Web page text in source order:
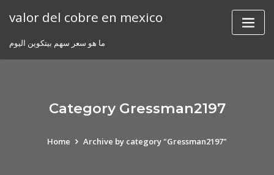
valor del cobre en mexico
ما هو سعر سهم بيتكوين اليوم
Category Gressman2197
Home Archive by category "Gressman2197"